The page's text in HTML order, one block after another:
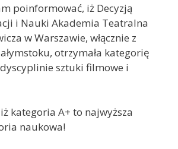
poinformować, iż Decyzją
i Nauki Akademia Teatralna
w Warszawie, włącznie z
otrzymała kategorię
sztuki filmowe i
kategoria A+ to najwyższa
naukowa!